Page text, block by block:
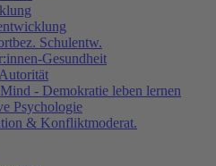
Schulentw.
Gesundheit
- Demokratie leben lernen
Psychologie
& Konfliktmoderat.